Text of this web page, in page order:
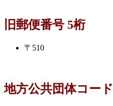
旧郵便番号 5桁
〒510
地方公共団体コード